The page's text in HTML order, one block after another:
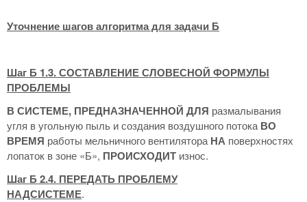
Уточнение шагов алгоритма для задачи Б
Шаг Б 1.3. СОСТАВЛЕНИЕ СЛОВЕСНОЙ ФОРМУЛЫ
ПРОБЛЕМЫ
В СИСТЕМЕ, ПРЕДНАЗНАЧЕННОЙ ДЛЯ размалывания
угля в угольную пыль и создания воздушного потока ВО
ВРЕМЯ работы мельничного вентилятора НА поверхностях
лопаток в зоне «Б», ПРОИСХОДИТ износ.
Шаг Б 2.4. ПЕРЕДАТЬ ПРОБЛЕМУ
НАДСИСТЕМЕ.